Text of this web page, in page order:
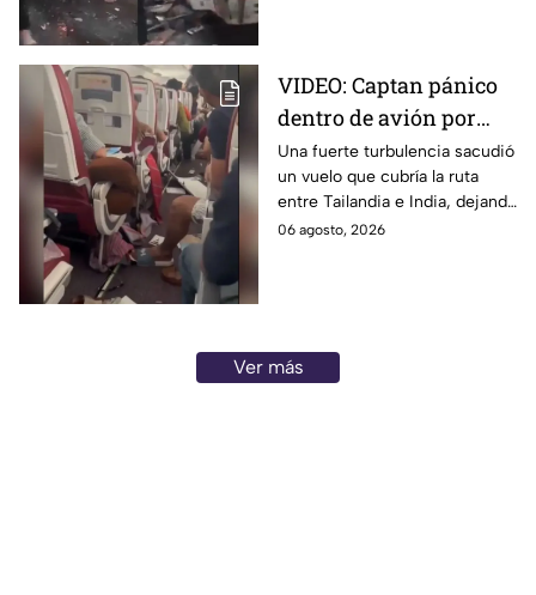
VIDEO: Captan pánico
dentro de avión por
turbulencia en el aire
en India; reportan 17
pasajeros lesionados
Una fuerte turbulencia sacudió
un vuelo que cubría la ruta
entre Tailandia e India, dejando
a personas lesionadas. El
06 agosto, 2026
Ver más